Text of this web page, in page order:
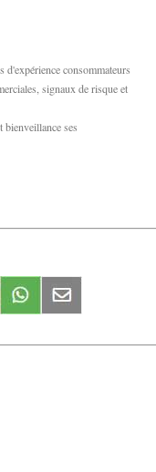
consommateurs
signaux de risque et
ses